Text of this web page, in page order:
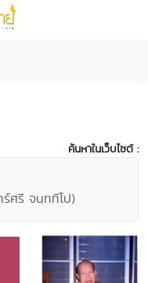
ค้นหาในเว็บไซต์ :
ศรี จนฺททีโป)